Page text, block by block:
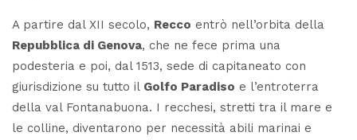
A partire dal XII secolo, Recco entrò nell’orbita della
Repubblica di Genova, che ne fece prima una
podesteria e poi, dal 1513, sede di capitaneato con
giurisdizione su tutto il Golfo Paradiso e l’entroterra
della val Fontanabuona. I recchesi, stretti tra il mare e
le colline, diventarono per necessità abili marinai e